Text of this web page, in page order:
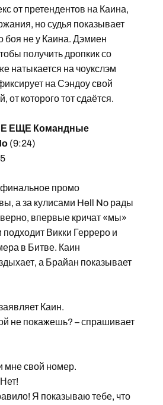
от претендентов на Каина,
но судья показывает
боя не у Каина. Дэмиен
получить дропкик со
натыкается на чоукслэм
на Сэндоу свой
которого тот сдаётся.
ЕЩЕ Командные
(9:24)
промо
а за кулисами Hell No рады
впервые кричат «мы»
Викки Герреро и
в Битве. Каин
а Брайан показывает
Каин.
не покажешь? – спрашивает
свой номер.
Я показываю тебе, что